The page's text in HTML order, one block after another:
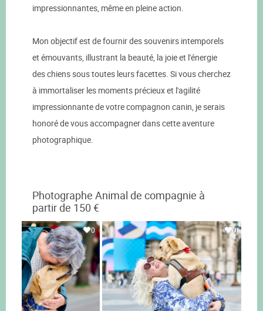
impressionnantes, même en pleine action.
Mon objectif est de fournir des souvenirs intemporels
et émouvants, illustrant la beauté, la joie et l'énergie
des chiens sous toutes leurs facettes. Si vous cherchez
à immortaliser les moments précieux et l'agilité
impressionnante de votre compagnon canin, je serais
honoré de vous accompagner dans cette aventure
photographique.
Photographe Animal de compagnie à
partir de 150 €
0 0